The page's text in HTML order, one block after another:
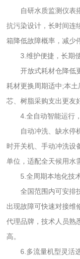
自研水质监测仪表搭
抗污染设计，长时间连
箱降低故障概率，减少
3.维护便捷，长期使
开放式耗材仓降低更
耗材更换周期适中;本
芯、树脂采购支出更友
4.全自动智能运行，
自动冲洗、缺水停机
时开关机、手动冲洗设
单位，适配全天候用水
5.全周期本地化技术
全国范围内可安排技
出现故障可快速对接维
代理品牌，技术人员熟
高。
6.多流量机型灵活选